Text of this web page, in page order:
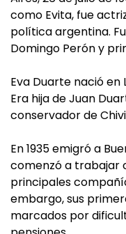
como Evita, fue
política argentina.
Domingo Perón y
Eva Duarte nació en
Era hija de Juan
conservador de
En 1935 emigró a
comenzó a trabajar
principales
embargo, sus
marcados por